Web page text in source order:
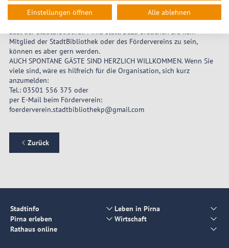
LESEZIRKEL - etwas für Sie?
Der lockere Lesezirkel ist offen für alle und findet im Gotischen
Saal der StadtBibliothek Pirna statt. Dazu brauchen Sie kein
Mitglied der StadtBibliothek oder des Fördervereins zu sein,
können es aber gern werden.
AUCH SPONTANE GÄSTE SIND HERZLICH WILLKOMMEN. Wenn Sie
viele sind, wäre es hilfreich für die Organisation, sich kurz
anzumelden:
Tel.: 03501 556 375 oder
per E-Mail beim Förderverein:
foerderverein.stadtbibliothekp@gmail.com
Zurück
Stadtinfo
Leben in Pirna
Pirna erleben
Wirtschaft
Rathaus online
Einstellungen öffnen Alle ablehnen